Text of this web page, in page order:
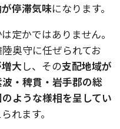
停滞気味になります。
定かではありません。
奥守に任ぜられてお
大 し、その支配地域が
・稗貫・岩手郡の総
ような様相を呈してい
れます。